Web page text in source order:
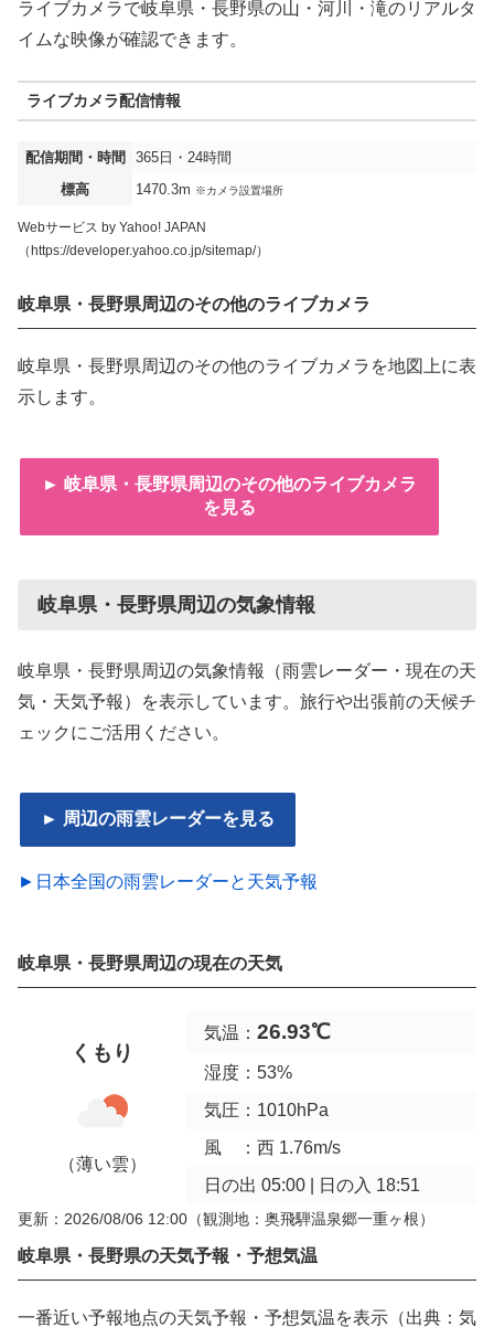
ライブカメラで岐阜県・長野県の山・河川・滝のリアルタ
イムな映像が確認できます。
ライブカメラ配信情報
配信期間・時間
365日・24時間
標高
1470.3m ※カメラ設置場所
Webサービス by Yahoo! JAPAN
（https://developer.yahoo.co.jp/sitemap/）
岐阜県・長野県周辺のその他のライブカメラ
岐阜県・長野県周辺のその他のライブカメラを地図上に表
示します。
► 岐阜県・長野県周辺のその他のライブカメラ
を見る
岐阜県・長野県周辺の気象情報
岐阜県・長野県周辺の気象情報（雨雲レーダー・現在の天
気・天気予報）を表示しています。旅行や出張前の天候チ
ェックにご活用ください。
► 周辺の雨雲レーダーを見る
►日本全国の雨雲レーダーと天気予報
岐阜県・長野県周辺の現在の天気
くもり
（薄い雲）
気温： 26.93℃
湿度：53%
気圧：1010hPa
風 ：西 1.76m/s
日の出 05:00 | 日の入 18:51
更新：2026/08/06 12:00 （観測地：奥飛騨温泉郷一重ヶ根）
岐阜県・長野県の天気予報・予想気温
一番近い予報地点の天気予報・予想気温を表示（出典：気